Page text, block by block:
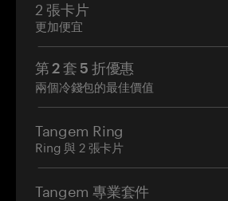
2 張卡片
更加便宜
第 2 套 5 折優惠
兩個冷錢包的最佳價值
Tangem Ring
Ring 與 2 張卡片
Tangem 專業套件